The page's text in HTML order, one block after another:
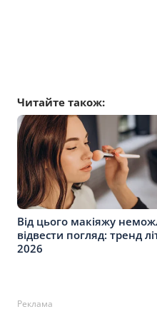
Читайте також:
Від цього макіяжу
відвести погляд: тренд
2026
Реклама